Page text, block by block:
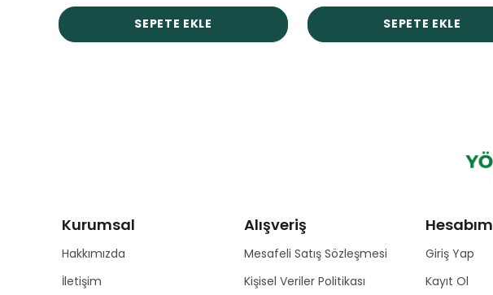
SEPETE EKLE SEPETE EKLE
Kurumsal
Hakkımızda
İletişim
Alışveriş
Mesafeli Satış Sözleşmesi
Kişisel Veriler Politikası
Hesabım
Giriş Yap
Kayıt Ol